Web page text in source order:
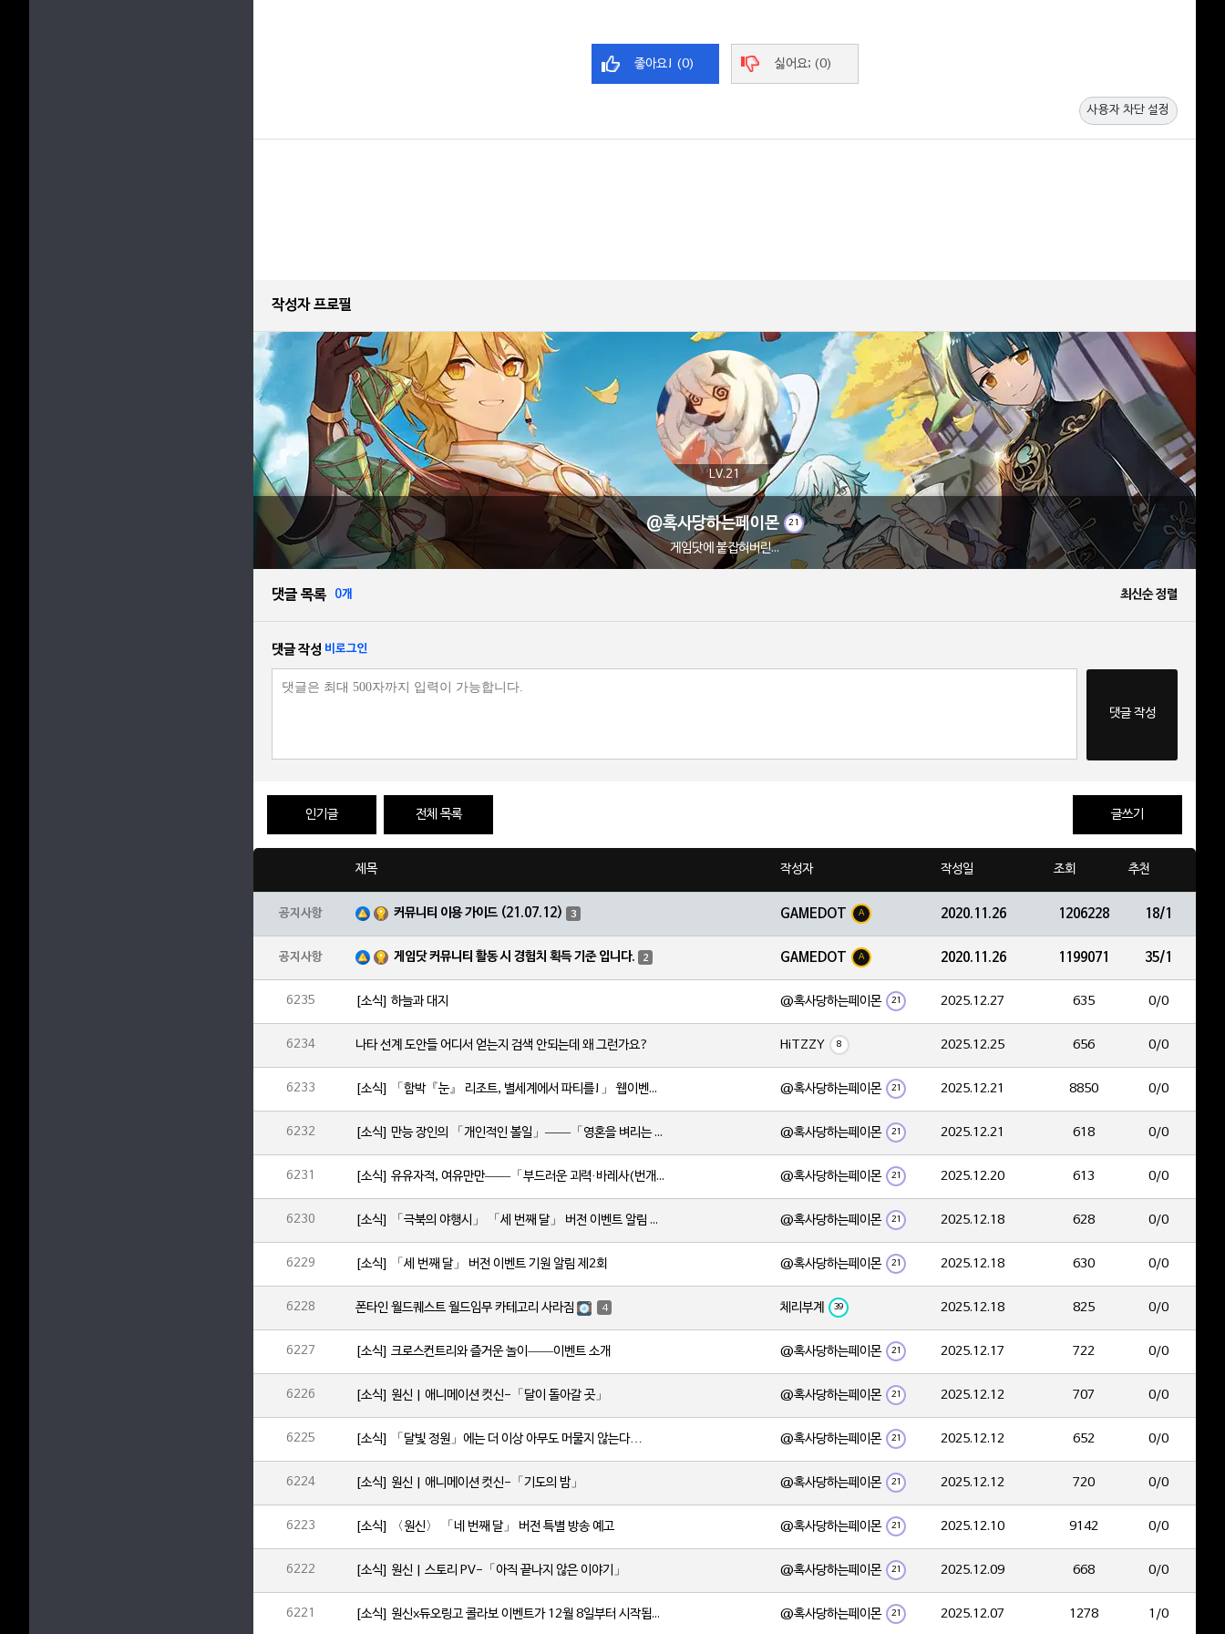
좋아요! (0) 싫어요; (0)
사용자 차단 설정
작성자 프로필
LV.21
@혹사당하는페이몬 21
게임닷에 붙잡혀버린...
댓글 목록 0개 최신순 정렬
댓글 작성 비로그인
댓글 작성
인기글 전체 목록 글쓰기
제목 작성자 작성일 조회 추천
공지사항 커뮤니티 이용 가이드 (21.07.12) 3 GAMEDOT A 2020.11.26 1206228 18/1
공지사항 게임닷 커뮤니티 활동 시 경험치 획득 기준 입니다. 2 GAMEDOT A 2020.11.26 1199071 35/1
6235 [소식] 하늘과 대지 @혹사당하는페이몬 21 2025.12.27 635 0/0
6234 나타 선계 도안들 어디서 얻는지 검색 안되는데 왜 그런가요? HiTZZY 8 2025.12.25 656 0/0
6233 [소식] 「함박『눈』 리조트, 별세계에서 파티를!」 웹이벤트 「파티 도전」 임무 기간 한정 @혹사당하는페이몬 21 2025.12.21 8850 0/0
6232 [소식] 만능 장인의 「개인적인 볼일」——「영혼을 벼리는 불꽃·실로닌(바위)」 확률 UP! @혹사당하는페이몬 21 2025.12.21 618 0/0
6231 [소식] 유유자적, 여유만만——「부드러운 괴력·바레사(번개)」 확률 UP! @혹사당하는페이몬 21 2025.12.20 613 0/0
6230 [소식] 「극북의 야행시」 「세 번째 달」 버전 이벤트 알림 제2회 @혹사당하는페이몬 21 2025.12.18 628 0/0
6229 [소식] 「세 번째 달」 버전 이벤트 기원 알림 제2회 @혹사당하는페이몬 21 2025.12.18 630 0/0
6228 폰타인 월드퀘스트 월드임무 카테고리 사라짐 4 체리부계 39 2025.12.18 825 0/0
6227 [소식] 크로스컨트리와 즐거운 놀이——이벤트 소개 @혹사당하는페이몬 21 2025.12.17 722 0/0
6226 [소식] 원신 | 애니메이션 컷신-「달이 돌아갈 곳」 @혹사당하는페이몬 21 2025.12.12 707 0/0
6225 [소식] 「달빛 정원」에는 더 이상 아무도 머물지 않는다… @혹사당하는페이몬 21 2025.12.12 652 0/0
6224 [소식] 원신 | 애니메이션 컷신-「기도의 밤」 @혹사당하는페이몬 21 2025.12.12 720 0/0
6223 [소식] 〈원신〉 「네 번째 달」 버전 특별 방송 예고 @혹사당하는페이몬 21 2025.12.10 9142 0/0
6222 [소식] 원신 | 스토리 PV-「아직 끝나지 않은 이야기」 @혹사당하는페이몬 21 2025.12.09 668 0/0
6221 [소식] 원신x듀오링고 콜라보 이벤트가 12월 8일부터 시작됩니다! @혹사당하는페이몬 21 2025.12.07 1278 1/0